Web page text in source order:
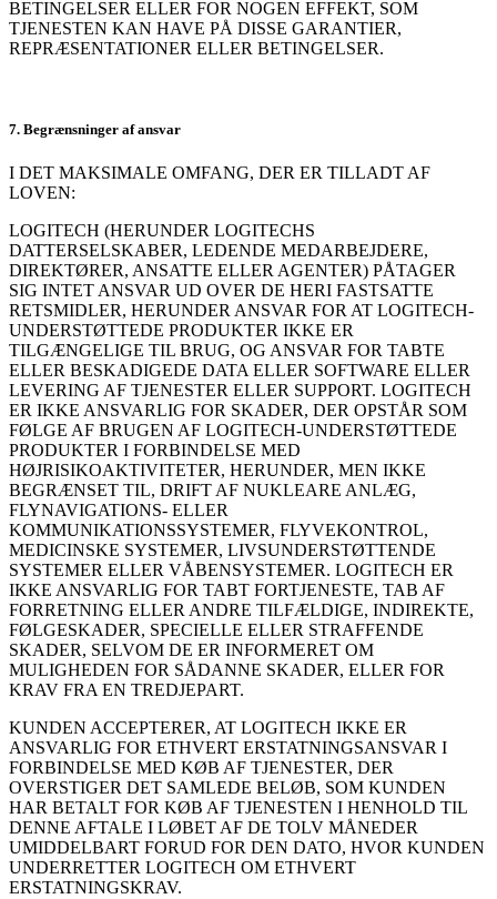
BETINGELSER ELLER FOR NOGEN EFFEKT, SOM
TJENESTEN KAN HAVE PÅ DISSE GARANTIER,
REPRÆSENTATIONER ELLER BETINGELSER.
7. Begrænsninger af ansvar
I DET MAKSIMALE OMFANG, DER ER TILLADT AF
LOVEN:
LOGITECH (HERUNDER LOGITECHS
DATTERSELSKABER, LEDENDE MEDARBEJDERE,
DIREKTØRER, ANSATTE ELLER AGENTER) PÅTAGER
SIG INTET ANSVAR UD OVER DE HERI FASTSATTE
RETSMIDLER, HERUNDER ANSVAR FOR AT LOGITECH-
UNDERSTØTTEDE PRODUKTER IKKE ER
TILGÆNGELIGE TIL BRUG, OG ANSVAR FOR TABTE
ELLER BESKADIGEDE DATA ELLER SOFTWARE ELLER
LEVERING AF TJENESTER ELLER SUPPORT. LOGITECH
ER IKKE ANSVARLIG FOR SKADER, DER OPSTÅR SOM
FØLGE AF BRUGEN AF LOGITECH-UNDERSTØTTEDE
PRODUKTER I FORBINDELSE MED
HØJRISIKOAKTIVITETER, HERUNDER, MEN IKKE
BEGRÆNSET TIL, DRIFT AF NUKLEARE ANLÆG,
FLYNAVIGATIONS- ELLER
KOMMUNIKATIONSSYSTEMER, FLYVEKONTROL,
MEDICINSKE SYSTEMER, LIVSUNDERSTØTTENDE
SYSTEMER ELLER VÅBENSYSTEMER. LOGITECH ER
IKKE ANSVARLIG FOR TABT FORTJENESTE, TAB AF
FORRETNING ELLER ANDRE TILFÆLDIGE, INDIREKTE,
FØLGESKADER, SPECIELLE ELLER STRAFFENDE
SKADER, SELVOM DE ER INFORMERET OM
MULIGHEDEN FOR SÅDANNE SKADER, ELLER FOR
KRAV FRA EN TREDJEPART.
KUNDEN ACCEPTERER, AT LOGITECH IKKE ER
ANSVARLIG FOR ETHVERT ERSTATNINGSANSVAR I
FORBINDELSE MED KØB AF TJENESTER, DER
OVERSTIGER DET SAMLEDE BELØB, SOM KUNDEN
HAR BETALT FOR KØB AF TJENESTEN I HENHOLD TIL
DENNE AFTALE I LØBET AF DE TOLV MÅNEDER
UMIDDELBART FORUD FOR DEN DATO, HVOR KUNDEN
UNDERRETTER LOGITECH OM ETHVERT
ERSTATNINGSKRAV.